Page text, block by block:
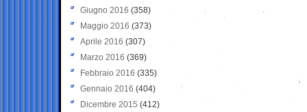
Giugno 2016 (358)
Maggio 2016 (373)
Aprile 2016 (307)
Marzo 2016 (369)
Febbraio 2016 (335)
Gennaio 2016 (404)
Dicembre 2015 (412)